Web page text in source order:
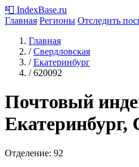
📮 IndexBase.ru
Главная Регионы Отследить
Главная
/ Свердловская
/ Екатеринбург
/ 620092
Почтовый
Екатеринбург,
Отделение: 92